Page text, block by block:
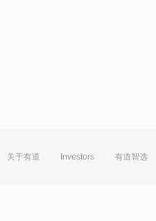
关于有道 Investors 有道智选